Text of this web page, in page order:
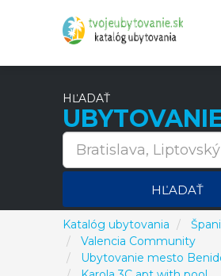
HĽADAŤ
HĽADAŤ
Katalóg ubytovania
Valencia Community
Ubytovanie mesto